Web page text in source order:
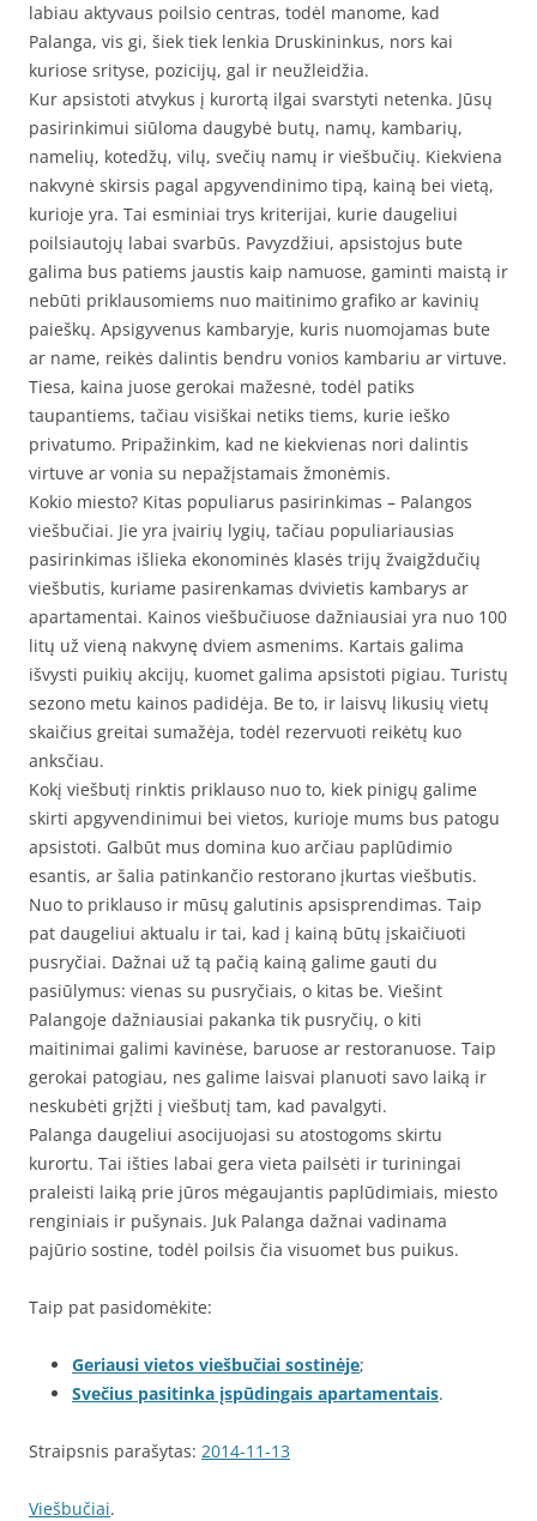
labiau aktyvaus poilsio centras, todėl manome, kad
Palanga, vis gi, šiek tiek lenkia Druskininkus, nors kai
kuriose srityse, pozicijų, gal ir neužleidžia.
Kur apsistoti atvykus į kurortą ilgai svarstyti netenka. Jūsų
pasirinkimui siūloma daugybė butų, namų, kambarių,
namelių, kotedžų, vilų, svečių namų ir viešbučių. Kiekviena
nakvynė skirsis pagal apgyvendinimo tipą, kainą bei vietą,
kurioje yra. Tai esminiai trys kriterijai, kurie daugeliui
poilsiautojų labai svarbūs. Pavyzdžiui, apsistojus bute
galima bus patiems jaustis kaip namuose, gaminti maistą ir
nebūti priklausomiems nuo maitinimo grafiko ar kavinių
paieškų. Apsigyvenus kambaryje, kuris nuomojamas bute
ar name, reikės dalintis bendru vonios kambariu ar virtuve.
Tiesa, kaina juose gerokai mažesnė, todėl patiks
taupantiems, tačiau visiškai netiks tiems, kurie ieško
privatumo. Pripažinkim, kad ne kiekvienas nori dalintis
virtuve ar vonia su nepažįstamais žmonėmis.
Kokio miesto? Kitas populiarus pasirinkimas – Palangos
viešbučiai. Jie yra įvairių lygių, tačiau populiariausias
pasirinkimas išlieka ekonominės klasės trijų žvaigždučių
viešbutis, kuriame pasirenkamas dvivietis kambarys ar
apartamentai. Kainos viešbučiuose dažniausiai yra nuo 100
litų už vieną nakvynę dviem asmenims. Kartais galima
išvysti puikių akcijų, kuomet galima apsistoti pigiau. Turistų
sezono metu kainos padidėja. Be to, ir laisvų likusių vietų
skaičius greitai sumažėja, todėl rezervuoti reikėtų kuo
anksčiau.
Kokį viešbutį rinktis priklauso nuo to, kiek pinigų galime
skirti apgyvendinimui bei vietos, kurioje mums bus patogu
apsistoti. Galbūt mus domina kuo arčiau paplūdimio
esantis, ar šalia patinkančio restorano įkurtas viešbutis.
Nuo to priklauso ir mūsų galutinis apsisprendimas. Taip
pat daugeliui aktualu ir tai, kad į kainą būtų įskaičiuoti
pusryčiai. Dažnai už tą pačią kainą galime gauti du
pasiūlymus: vienas su pusryčiais, o kitas be. Viešint
Palangoje dažniausiai pakanka tik pusryčių, o kiti
maitinimai galimi kavinėse, baruose ar restoranuose. Taip
gerokai patogiau, nes galime laisvai planuoti savo laiką ir
neskubėti grįžti į viešbutį tam, kad pavalgyti.
Palanga daugeliui asocijuojasi su atostogoms skirtu
kurortu. Tai išties labai gera vieta pailsėti ir turiningai
praleisti laiką prie jūros mėgaujantis paplūdimiais, miesto
renginiais ir pušynais. Juk Palanga dažnai vadinama
pajūrio sostine, todėl poilsis čia visuomet bus puikus.
Taip pat pasidomėkite:
Geriausi vietos viešbučiai sostinėje;
Svečius pasitinka įspūdingais apartamentais.
Straipsnis parašytas: 2014-11-13
Viešbučiai.